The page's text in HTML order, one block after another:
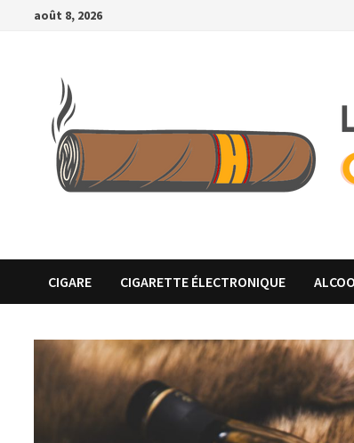
Passeraoût 8, 2026
CIGARE CIGARETTE ÉLECTRONIQUE